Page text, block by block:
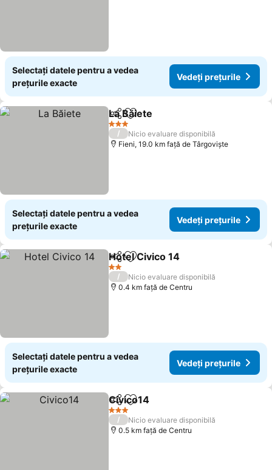
Selectați datele pentru a vedea
prețurile exacte
Vedeți prețurile
DistribuițiAdăugaţi la favorite
La Băiete
3 Stele
/
Nicio evaluare disponibilă
Fieni, 19.0 km faţă de Târgoviște
Selectați datele pentru a vedea
prețurile exacte
Vedeți prețurile
DistribuițiAdăugaţi la favorite
Hotel Civico 14
2 Stele
/
Nicio evaluare disponibilă
0.4 km faţă de Centru
Selectați datele pentru a vedea
prețurile exacte
Vedeți prețurile
DistribuițiAdăugaţi la favorite
Civico14
3 Stele
/
Nicio evaluare disponibilă
0.5 km faţă de Centru